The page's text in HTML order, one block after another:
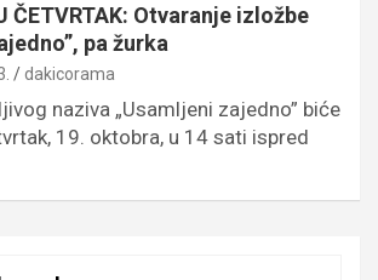
ČETVRTAK: Otvaranje izložbe
pa žurka
dakicorama
naziva „Usamljeni zajedno” biće
19. oktobra, u 14 sati ispred